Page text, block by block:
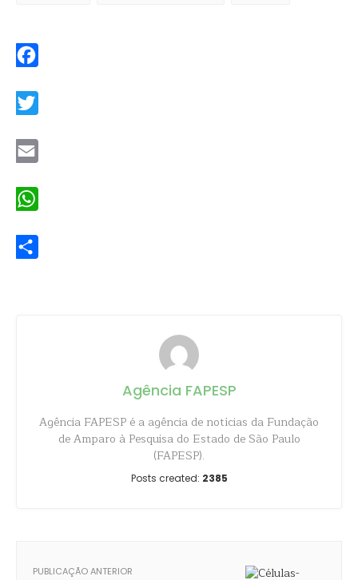
Agência FAPESP
Agência FAPESP é a agência de notícias da Fundação
de Amparo à Pesquisa do Estado de São Paulo
(FAPESP).
Posts created: 2385
PUBLICAÇÃO ANTERIOR